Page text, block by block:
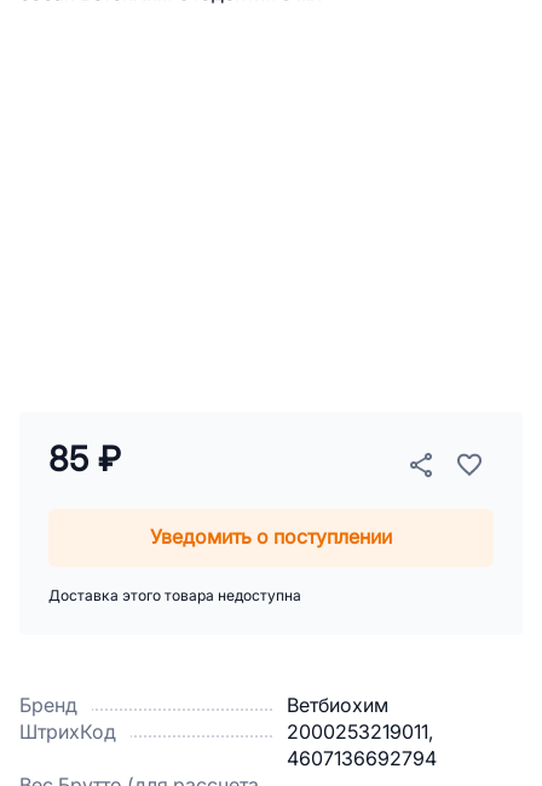
Бренд
Ветбиохим
ШтрихКод
2000253219011,
4607136692794
85 ₽
Уведомить о поступлении
Доставка этого товара недоступна